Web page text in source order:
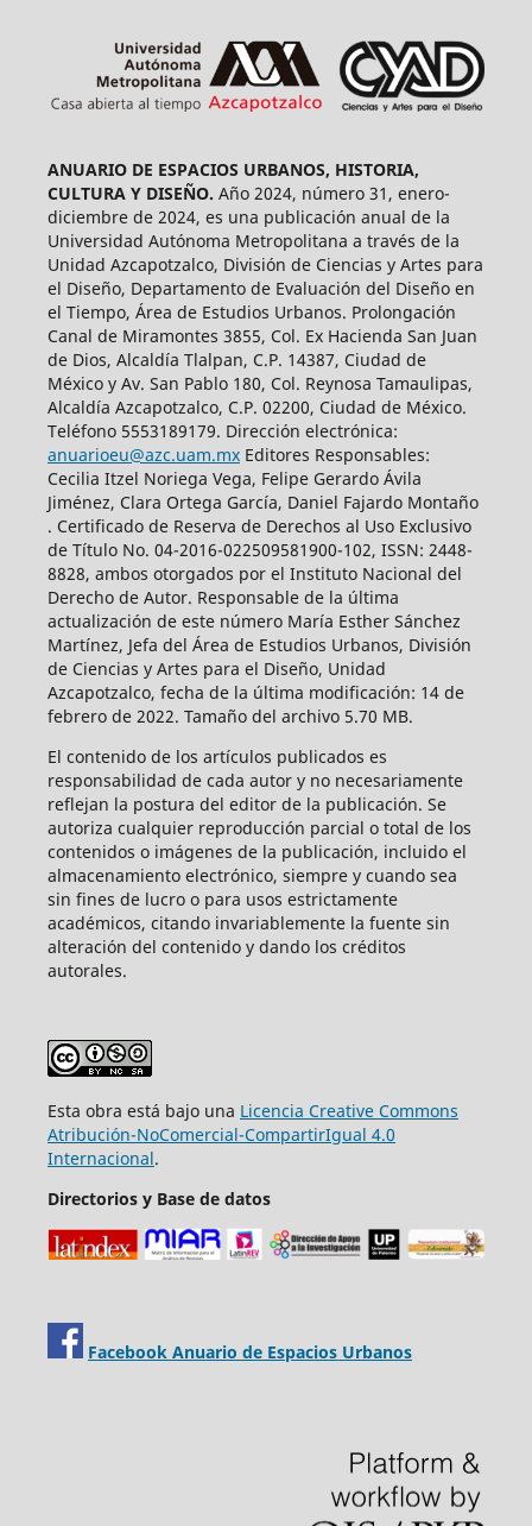
ANUARIO DE ESPACIOS URBANOS, HISTORIA,
CULTURA Y DISEÑO. Año 2024, número 31, enero-
diciembre de 2024, es una publicación anual de la
Universidad Autónoma Metropolitana a través de la
Unidad Azcapotzalco, División de Ciencias y Artes para
el Diseño, Departamento de Evaluación del Diseño en
el Tiempo, Área de Estudios Urbanos. Prolongación
Canal de Miramontes 3855, Col. Ex Hacienda San Juan
de Dios, Alcaldía Tlalpan, C.P. 14387, Ciudad de
México y Av. San Pablo 180, Col. Reynosa Tamaulipas,
Alcaldía Azcapotzalco, C.P. 02200, Ciudad de México.
Teléfono 5553189179. Dirección electrónica:
anuarioeu@azc.uam.mxEditores Responsables:
Cecilia Itzel Noriega Vega, Felipe Gerardo Ávila
Jiménez, Clara Ortega García, Daniel Fajardo Montaño
. Certificado de Reserva de Derechos al Uso Exclusivo
de Título No. 04-2016-022509581900-102, ISSN: 2448-
8828, ambos otorgados por el Instituto Nacional del
Derecho de Autor. Responsable de la última
actualización de este número María Esther Sánchez
Martínez, Jefa del Área de Estudios Urbanos, División
de Ciencias y Artes para el Diseño, Unidad
Azcapotzalco, fecha de la última modificación: 14 de
febrero de 2022. Tamaño del archivo 5.70 MB.
El contenido de los artículos publicados es
responsabilidad de cada autor y no necesariamente
reflejan la postura del editor de la publicación. Se
autoriza cualquier reproducción parcial o total de los
contenidos o imágenes de la publicación, incluido el
almacenamiento electrónico, siempre y cuando sea
sin fines de lucro o para usos estrictamente
académicos, citando invariablemente la fuente sin
alteración del contenido y dando los créditos
autorales.
Esta obra está bajo una Licencia Creative Commons
Atribución-NoComercial-CompartirIgual 4.0
Internacional.
Directorios y Base de datos
Facebook Anuario de Espacios Urbanos